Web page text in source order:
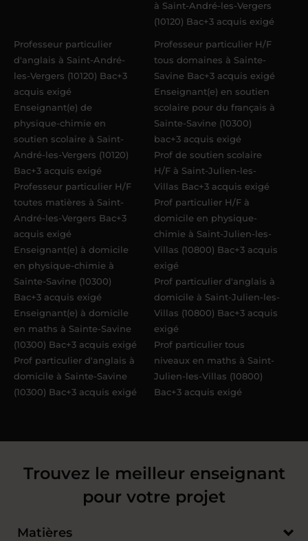
à Saint-André-les-Vergers
(10120) Bac+3 acquis exigé
Professeur particulier
d'anglais à Saint-André-
les-Vergers (10120) Bac+3
acquis exigé
Enseignant(e) de
physique-chimie en
soutien scolaire à Saint-
André-les-Vergers (10120)
Bac+3 acquis exigé
Professeur particulier H/F
toutes matières à Saint-
André-les-Vergers Bac+3
acquis exigé
Enseignant(e) à domicile
en physique-chimie à
Sainte-Savine (10300)
Bac+3 acquis exigé
Enseignant(e) à domicile
en maths à Sainte-Savine
(10300) Bac+3 acquis exigé
Prof particulier d'anglais à
domicile à Sainte-Savine
(10300) Bac+3 acquis exigé
Professeur particulier H/F
tous domaines à Sainte-
Savine Bac+3 acquis exigé
Enseignant(e) en soutien
scolaire pour du français à
Sainte-Savine (10300)
bac+3 acquis exigé
Prof de soutien scolaire
H/F à Saint-Julien-les-
Villas Bac+3 acquis exigé
Prof particulier H/F à
domicile en physique-
chimie à Saint-Julien-les-
Villas (10800) Bac+3 acquis
exigé
Prof particulier d'anglais à
domicile à Saint-Julien-les-
Villas (10800) Bac+3 acquis
exigé
Prof particulier tous
niveaux en maths à Saint-
Julien-les-Villas (10800)
Bac+3 acquis exigé
Trouvez le meilleur enseignant
pour votre projet
Matières